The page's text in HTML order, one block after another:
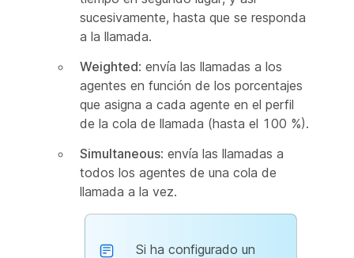
sucesivamente, hasta que se responda
a la llamada.
Weighted: envía las llamadas a los
agentes en función de los porcentajes
que asigna a cada agente en el perfil
de la cola de llamada (hasta el 100 %).
Simultaneous: envía las llamadas a
todos los agentes de una cola de
llamada a la vez.
Si ha configurado un